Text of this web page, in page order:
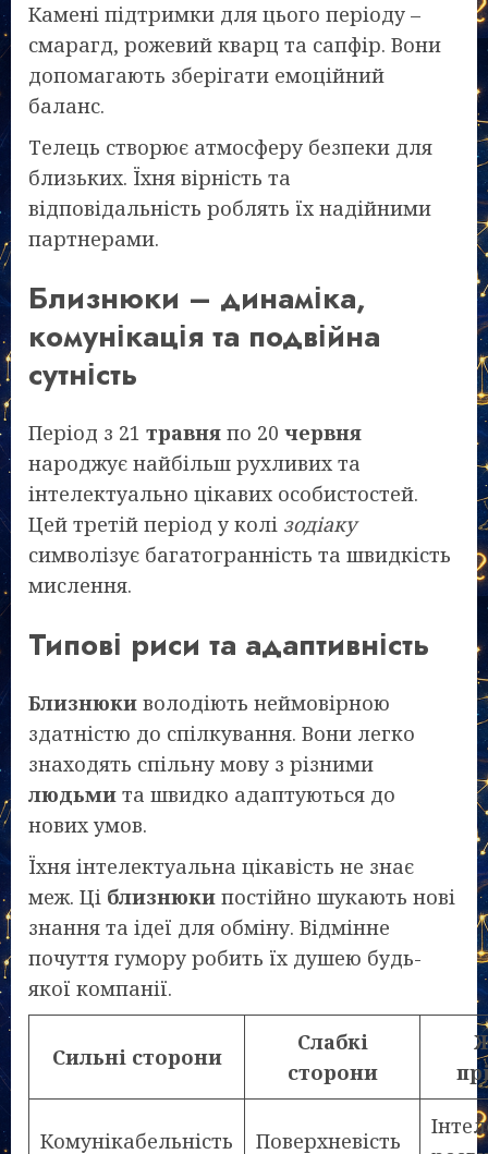
Камені підтримки для цього періоду –
смарагд, рожевий кварц та сапфір. Вони
допомагають зберігати емоційний
баланс.
Телець створює атмосферу безпеки для
близьких. Їхня вірність та
відповідальність роблять їх надійними
партнерами.
Близнюки – динаміка,
комунікація та подвійна
сутність
Період з 21 травня по 20 червня
народжує найбільш рухливих та
інтелектуально цікавих особистостей.
Цей третій період у колі зодіаку
символізує багатогранність та швидкість
мислення.
Типові риси та адаптивність
Близнюки володіють неймовірною
здатністю до спілкування. Вони легко
знаходять спільну мову з різними
людьми та швидко адаптуються до
нових умов.
Їхня інтелектуальна цікавість не знає
меж. Ці близнюки постійно шукають нові
знання та ідеї для обміну. Відмінне
почуття гумору робить їх душею будь-
якої компанії.
Сильні сторони
Слабкі
сторони
Комунікабельність Поверхневість